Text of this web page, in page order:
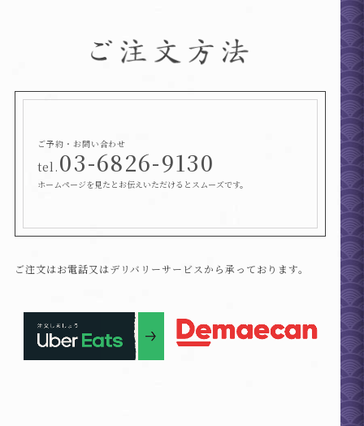
ご予約・お問い合わせ
tel. 03-6826-9130
ホームページを見たとお伝えいただけるとスムーズです。
ご注文はお電話又はデリバリーサービスから承っております。